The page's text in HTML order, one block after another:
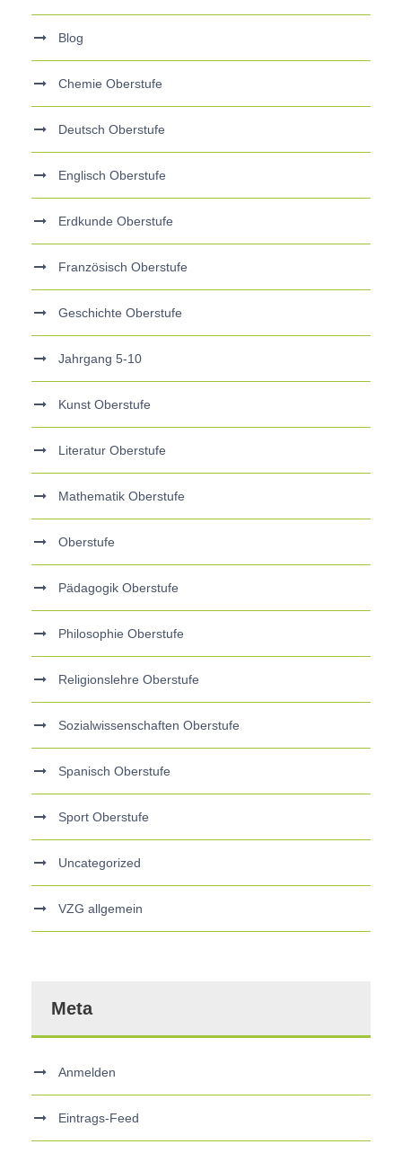
Blog
Chemie Oberstufe
Deutsch Oberstufe
Englisch Oberstufe
Erdkunde Oberstufe
Französisch Oberstufe
Geschichte Oberstufe
Jahrgang 5-10
Kunst Oberstufe
Literatur Oberstufe
Mathematik Oberstufe
Oberstufe
Pädagogik Oberstufe
Philosophie Oberstufe
Religionslehre Oberstufe
Sozialwissenschaften Oberstufe
Spanisch Oberstufe
Sport Oberstufe
Uncategorized
VZG allgemein
Meta
Anmelden
Eintrags-Feed